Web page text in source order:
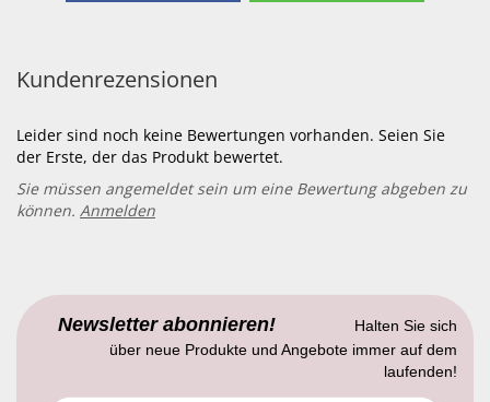
Kundenrezensionen
Leider sind noch keine Bewertungen vorhanden. Seien Sie
der Erste, der das Produkt bewertet.
Sie müssen angemeldet sein um eine Bewertung abgeben zu
können. Anmelden
Newsletter abonnieren!
Halten Sie sich
über neue Produkte und Angebote immer auf dem
laufenden!